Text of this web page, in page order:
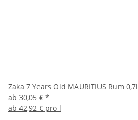
Zaka 7 Years Old MAURITIUS Rum 0,7l
ab 30,05 € *
ab 42,92 € pro l